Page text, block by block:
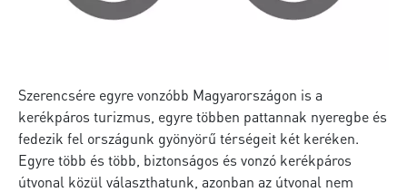
Szerencsére egyre vonzóbb Magyarországon is a
kerékpáros turizmus, egyre többen pattannak nyeregbe és
fedezik fel országunk gyönyörű térségeit két keréken.
Egyre több és több, biztonságos és vonzó kerékpáros
útvonal közül választhatunk, azonban az útvonal nem